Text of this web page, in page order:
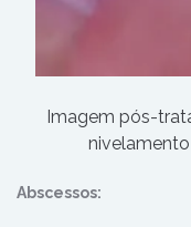
Imagem pós-
Abscessos: